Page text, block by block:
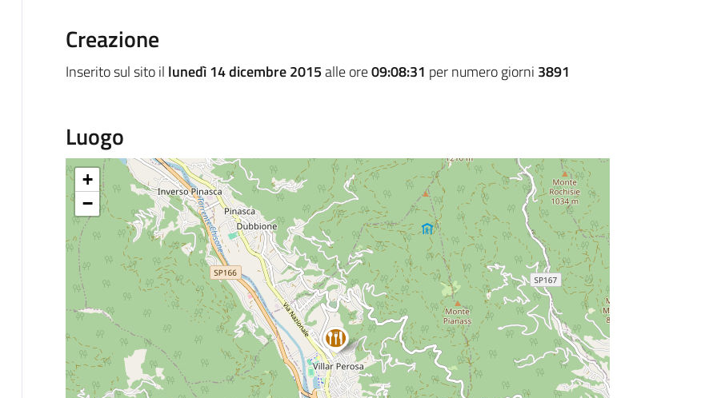
Creazione
Inserito sul sito il lunedì 14 dicembre 2015alle ore09:08:31 per numero giorni 3891
Luogo
+
−